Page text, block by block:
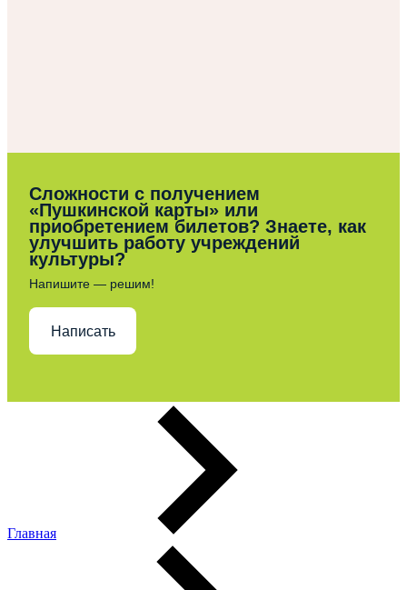
Сложности с получением
«Пушкинской карты» или
приобретением билетов? Знаете, как
улучшить работу учреждений
культуры?
Напишите — решим!
Написать
Главная